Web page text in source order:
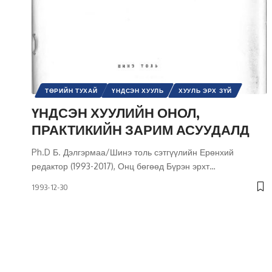
ТӨРИЙН ТУХАЙ ҮНДСЭН ХУУЛЬ
ХУУЛЬ ЭРХ ЗҮЙ
ШИНЭ ТОЛЬ СЭТГҮҮЛ
ҮНДСЭН ХУУЛИЙН ОНОЛ,
ПРАКТИКИЙН ЗАРИМ АСУУДАЛД
Ph.D Б. Дэлгэрмаа/Шинэ толь сэтгүүлийн Ерөнхий
редактор (1993-2017), Онц бөгөөд Бүрэн эрхт…
1993-12-30